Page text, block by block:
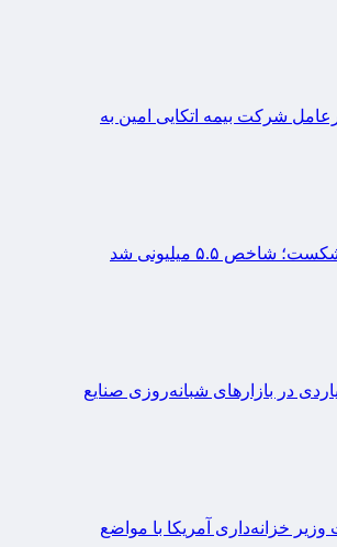
شرکت بیمه اتکایی امین به
۵.۵ میلیونی شد
خزانه‌داری آمریکا با مواضع